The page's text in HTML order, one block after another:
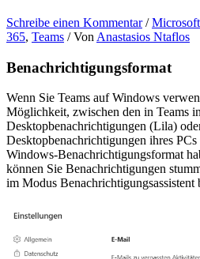
Schreibe einen Kommentar /Microsoft
365, Teams / Von Anastasios Ntaflos
Benachrichtigungsformat
Wenn Sie Teams auf Windows
Möglichkeit, zwischen den in Teams
Desktopbenachrichtigungen (Lila)
Desktopbenachrichtigungen ihres
Windows-Benachrichtigungsformat
können Sie Benachrichtigungen
im Modus Benachrichtigungsassistent